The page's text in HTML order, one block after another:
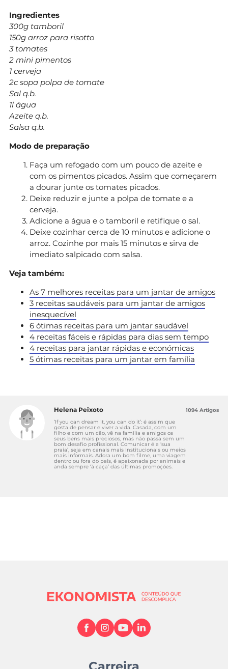
Ingredientes
300g tamboril
150g arroz para risotto
3 tomates
2 mini pimentos
1 cerveja
2c sopa polpa de tomate
Sal q.b.
1l água
Azeite q.b.
Salsa q.b.
Modo de preparação
Faça um refogado com um pouco de azeite e
com os pimentos picados. Assim que começarem
a dourar junte os tomates picados.
Deixe reduzir e junte a polpa de tomate e a
cerveja.
Adicione a água e o tamboril e retifique o sal.
Deixe cozinhar cerca de 10 minutos e adicione o
arroz. Cozinhe por mais 15 minutos e sirva de
imediato salpicado com salsa.
Veja também:
As 7 melhores receitas para um jantar de amigos
3 receitas saudáveis para um jantar de amigos
inesquecível
6 ótimas receitas para um jantar saudável
4 receitas fáceis e rápidas para dias sem tempo
4 receitas para jantar rápidas e económicas
5 ótimas receitas para um jantar em família
Helena Peixoto
‘If you can dream it, you can do it’: é assim que
gosta de pensar e viver a vida. Casada, com um
filho e com um cão, vê na família e amigos os
seus bens mais preciosos, mas não passa sem um
bom desafio profissional. Comunicar é a ‘sua
praia’, seja em canais mais institucionais ou meios
mais informais. Adora um bom filme, uma viagem
dentro ou fora do país, é apaixonada por animais e
anda sempre ‘à caça’ das últimas promoções.
1094 Artigos